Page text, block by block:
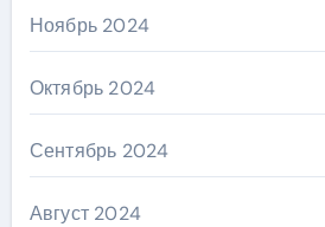
Ноябрь 2024
Октябрь 2024
Сентябрь 2024
Август 2024